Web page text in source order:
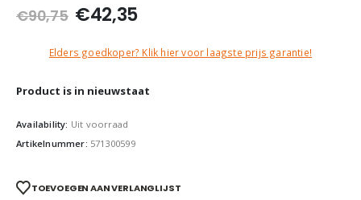
€90,75 Oorspronkelijke
prijs
was:
€90,75.
€42,35Huidige
is:
Elders goedkoper? Klik hier voor laagste prijs garantie!
Product is in nieuwstaat
Availability: Uit voorraad
Artikelnummer: 571300599
TOEVOEGEN AAN VERLANGLIJST